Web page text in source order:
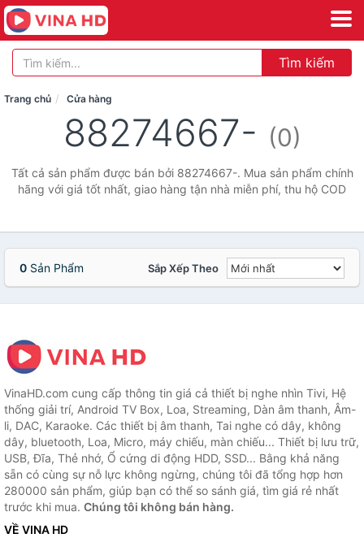
Tìm kiếm
Trang chủ Cửa hàng
88274667- (0)
Tất cả sản phẩm được bán bởi 88274667-. Mua sản phẩm chính
hãng với giá tốt nhất, giao hàng tận nhà miễn phí, thu hộ COD
0 Sản Phẩm Sắp Xếp Theo
VinaHD.com cung cấp thông tin giá cả thiết bị nghe nhìn Tivi, Hệ
thống giải trí, Android TV Box, Loa, Streaming, Dàn âm thanh, Âm-
li, DAC, Karaoke. Các thiết bị âm thanh, Tai nghe có dây, không
dây, bluetooth, Loa, Micro, máy chiếu, màn chiếu... Thiết bị lưu trữ,
USB, Đĩa, Thẻ nhớ, Ổ cứng di động HDD, SSD... Bằng khả năng
sẵn có cùng sự nỗ lực không ngừng, chúng tôi đã tổng hợp hơn
280000 sản phẩm, giúp bạn có thể so sánh giá, tìm giá rẻ nhất
trước khi mua. Chúng tôi không bán hàng.
VỀ VINA HD